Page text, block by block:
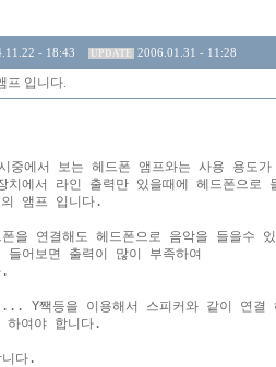
- 18:43 UPDATE 2006.01.31 - 11:28
프 입니다.
에서 보는 헤드폰 앰프와는 사용 용도
에서 라인 출력만 있을때에 헤드폰으로
앰프 입니다.
을 연결해도 헤드폰으로 음악을 들을수
어보면 출력이 많이 부족하여
.
Y짹등을 이용해서 스피커와 같이 연결
하여야 합니다.
다.